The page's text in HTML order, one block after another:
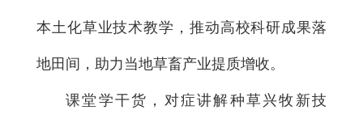
本土化草业技术教学，推动高校科研成果落
地田间，助力当地草畜产业提质增收。
课堂学干货，对症讲解种草兴牧新技